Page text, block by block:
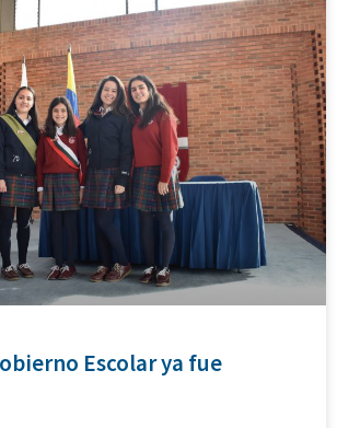
Escolar ya fue